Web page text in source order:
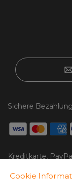
Sichere Bezahlung
Kreditkarte,